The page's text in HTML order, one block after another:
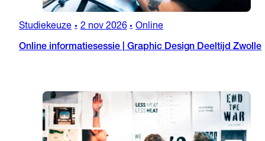
Studiekeuze • 2 nov 2026 • Online
Online informatiesessie | Graphic Design Deeltijd Zwolle